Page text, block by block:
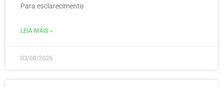
Para esclarecimento
LEIA MAIS »
03/08/2026